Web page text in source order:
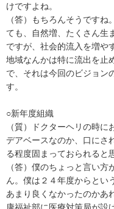
けですよね。
（答）もちろんそうです
ても、自然増、たくさん生
ですが、社会的流入を増や
地域なんかは特に流出を止
で、それは今回のビジョン
す。
○新年度組織
（質）ドクターヘリの時
デアベースなのか、口にさ
る程度固まっておられると
（答）僕のちょっと言い
ん。僕は２４年度からとい
あまり良くなかったのかあ
康福祉部に医療対策局が設